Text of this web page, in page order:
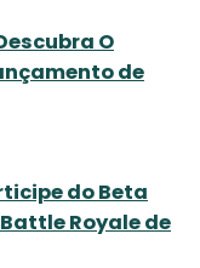
O
de
do Beta
Battle Royale de